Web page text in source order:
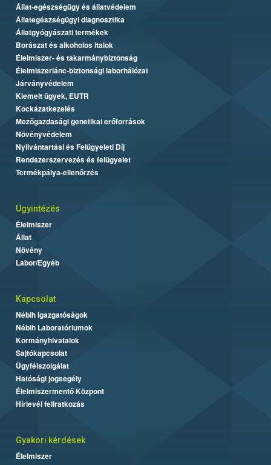
Állat-egészségügy és állatvédelem
Állategészségügyi diagnosztika
Állatgyógyászati termékek
Borászat és alkoholos italok
Élelmiszer- és takarmánybiztonság
Élelmiszerlánc-biztonsági laborhálózat
Járványvédelem
Kiemelt ügyek, EUTR
Kockázatkezelés
Mezőgazdasági genetikai erőforrások
Növényvédelem
Nyilvántartási és Felügyeleti Díj
Rendszerszervezés és felügyelet
Termékpálya-ellenőrzés
Ügyintézés
Élelmiszer
Állat
Növény
Labor/Egyéb
Kapcsolat
Nébih Igazgatóságok
Nébih Laboratóriumok
Kormányhivatalok
Sajtókapcsolat
Ügyfélszolgálat
Hatósági jogsegély
Élelmiszermentő Központ
Hírlevél feliratkozás
Gyakori kérdések
Élelmiszer